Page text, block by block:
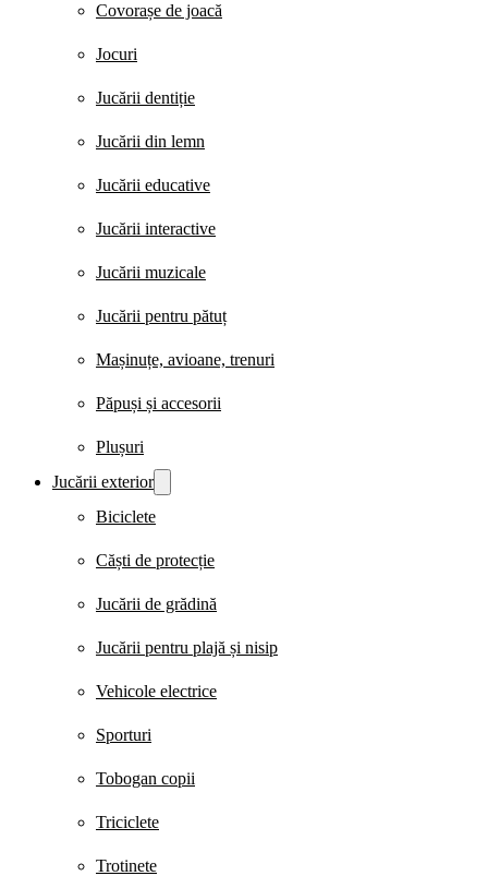
Covorașe de joacă
Jocuri
Jucării dentiție
Jucării din lemn
Jucării educative
Jucării interactive
Jucării muzicale
Jucării pentru pătuț
Mașinuțe, avioane, trenuri
Păpuși și accesorii
Plușuri
Jucării exterior
Biciclete
Căști de protecție
Jucării de grădină
Jucării pentru plajă și nisip
Vehicole electrice
Sporturi
Tobogan copii
Triciclete
Trotinete